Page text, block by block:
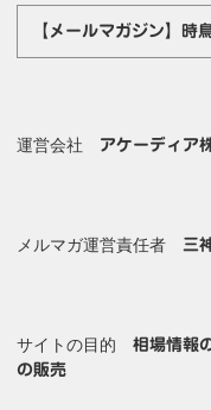
【メールマガジン】時
運営会社 アケーディア
メルマガ運営責任者 三
サイトの目的相場情報
の販売